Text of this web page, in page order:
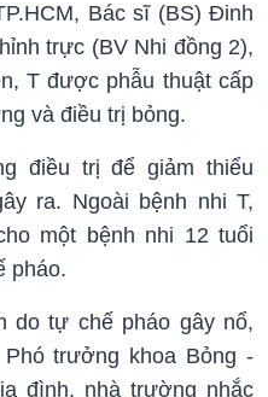
Bác sĩ (BS) Đinh
trực (BV Nhi đồng 2),
T được phẫu thuật cấp
và điều trị bỏng.
điều trị để giảm thiểu
ra. Ngoài bệnh nhi T,
một bệnh nhi 12 tuổi
pháo.
do tự chế pháo gây nổ,
trưởng khoa Bỏng -
đình, nhà trường nhắc